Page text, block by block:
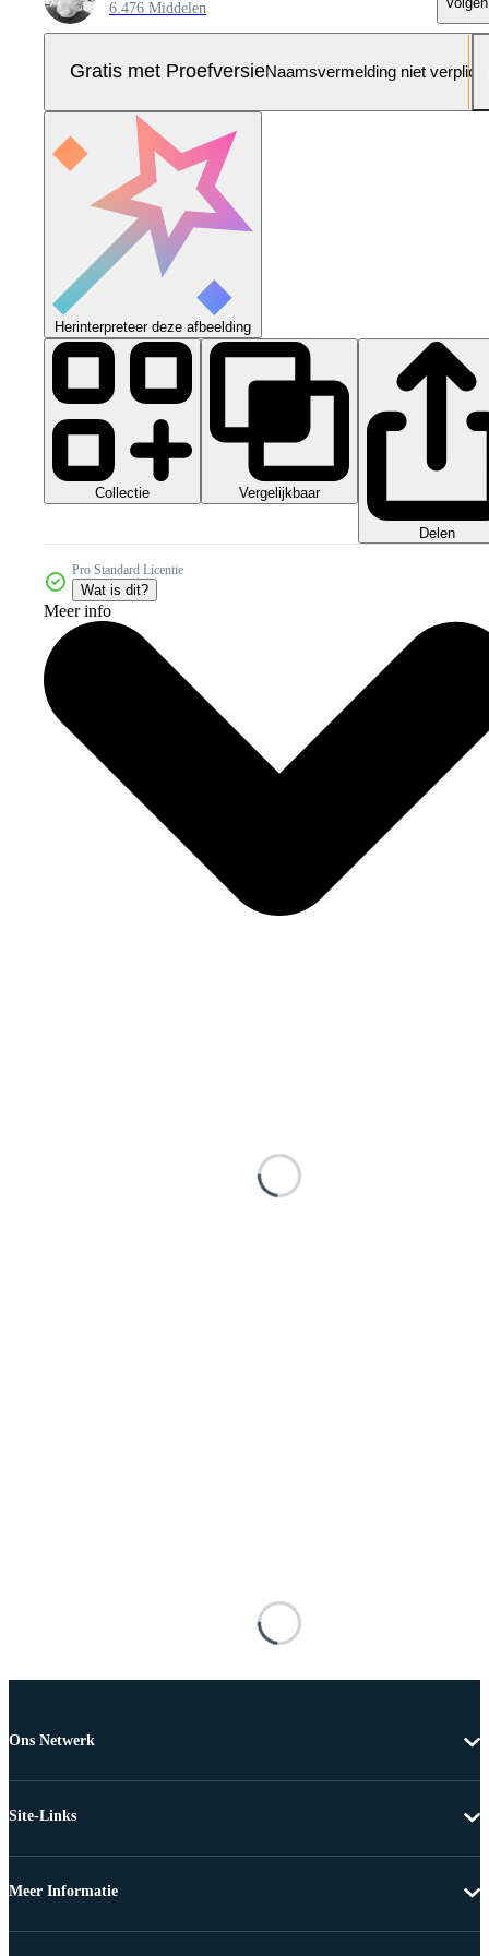
6.476 Middelen
Gratis met ProefversieNaamsvermelding niet verplicht
Herinterpreteer deze afbeelding
Collectie Vergelijkbaar
Delen
Pro Standard Licentie
Wat is dit?
Meer info
Ons Netwerk
Site-Links
Meer Informatie